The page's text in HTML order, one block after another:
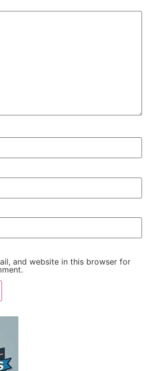
and website in this browser for